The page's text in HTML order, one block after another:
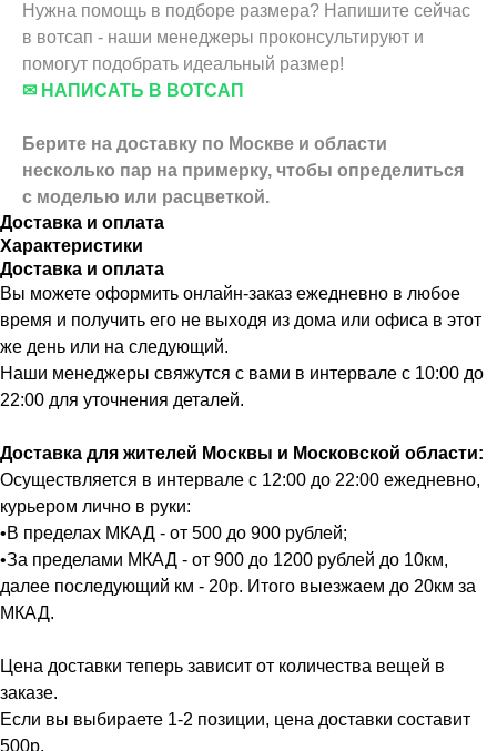
Нужна помощь в подборе размера? Напишите сейчас
в вотсап - наши менеджеры проконсультируют и
помогут подобрать идеальный размер!
✉ НАПИСАТЬ В ВОТСАП
Берите на доставку по Москве и области
несколько пар на примерку, чтобы определиться
с моделью или расцветкой.
Доставка и оплата
Характеристики
Доставка и оплата
Вы можете оформить онлайн-заказ ежедневно в любое
время и получить его не выходя из дома или офиса в этот
же день или на следующий.
Наши менеджеры свяжутся с вами в интервале с 10:00 до
22:00 для уточнения деталей.
Доставка для жителей Москвы и Московской области:
Осуществляется в интервале с 12:00 до 22:00 ежедневно,
курьером лично в руки:
•В пределах МКАД - от 500 до 900 рублей;
•За пределами МКАД - от 900 до 1200 рублей до 10км,
далее последующий км - 20р. Итого выезжаем до 20км за
МКАД.
Цена доставки теперь зависит от количества вещей в
заказе.
Если вы выбираете 1-2 позиции, цена доставки составит
500р.